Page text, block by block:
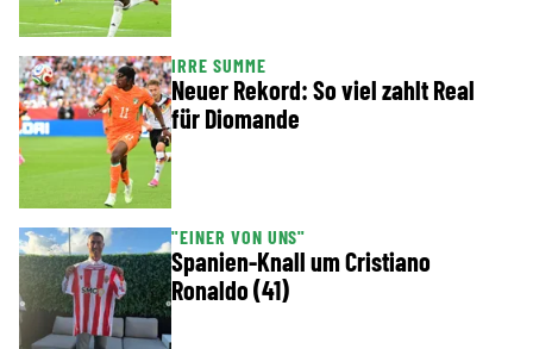
IRRE SUMME
Neuer Rekord: So viel zahlt Real
für Diomande
"EINER VON UNS"
Spanien-Knall um Cristiano
Ronaldo (41)